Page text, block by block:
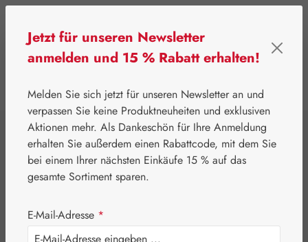
⌂ Leitner Lifecare
Blütenessenzen
Australian Bush Flowers Essences®
Black-eyed Susan
Tropfen
Jetzt für unseren Newsletter
anmelden und 15 % Rabatt erhalten!
Melden Sie sich jetzt für unseren Newsletter an und
verpassen Sie keine Produktneuheiten und exklusiven
Aktionen mehr. Als Dankeschön für Ihre Anmeldung
erhalten Sie außerdem einen Rabattcode, mit dem Sie
bei einem Ihrer nächsten Einkäufe 15 % auf das
gesamte Sortiment sparen.
E-Mail-Adresse *